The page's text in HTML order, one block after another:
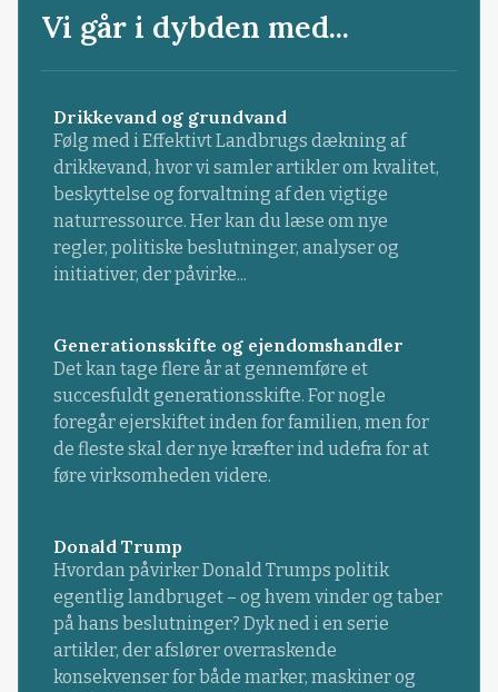
Vi går i dybden med...
Drikkevand og grundvand
Følg med i Effektivt Landbrugs dækning af
drikkevand, hvor vi samler artikler om kvalitet,
beskyttelse og forvaltning af den vigtige
naturressource. Her kan du læse om nye
regler, politiske beslutninger, analyser og
initiativer, der påvirke...
Generationsskifte og ejendomshandler
Det kan tage flere år at gennemføre et
succesfuldt generationsskifte. For nogle
foregår ejerskiftet inden for familien, men for
de fleste skal der nye kræfter ind udefra for at
føre virksomheden videre.
Donald Trump
Hvordan påvirker Donald Trumps politik
egentlig landbruget – og hvem vinder og taber
på hans beslutninger? Dyk ned i en serie
artikler, der afslører overraskende
konsekvenser for både marker, maskiner og